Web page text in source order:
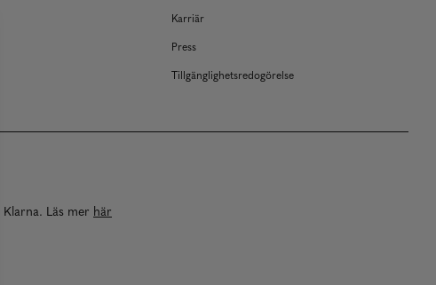
Karriär
Press
Tillgänglighetsredogörelse
Läs mer här